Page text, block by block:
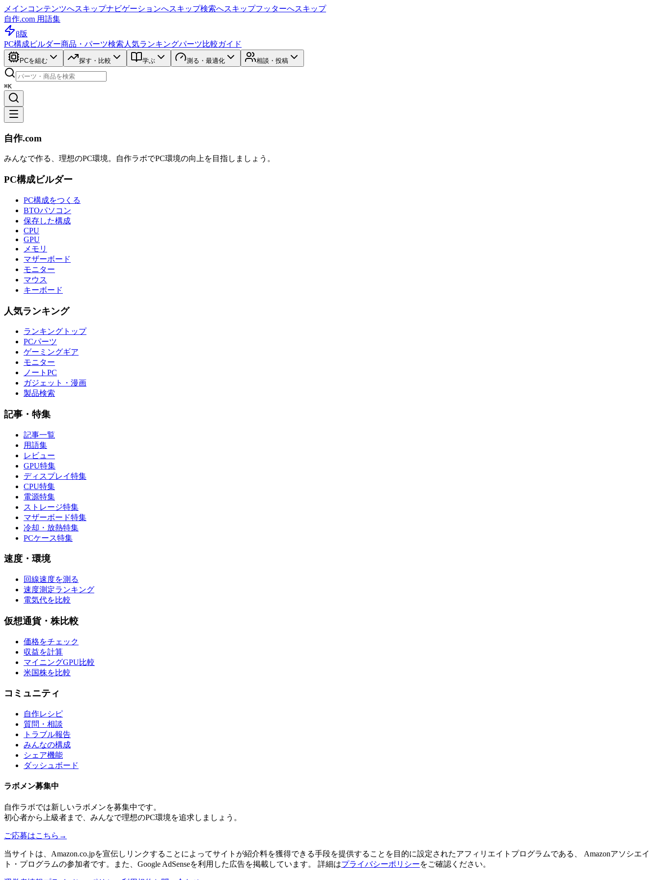
メインコンテンツへスキップナビゲーションへスキップ検索へスキップフッターへスキップ
自作.com 用語集
β版
PC構成ビルダー商品・パーツ検索 人気ランキングパーツ比較ガイド
PCを組む 探す・比較 学ぶ 測る・最適化 相談・投稿
⌘K
自作.com
みんなで作る、理想のPC環境。 自作ラボでPC環境の向上を目指しましょう。
PC構成ビルダー
PC構成をつくる
BTOパソコン
保存した構成
CPU
GPU
メモリ
マザーボード
モニター
マウス
キーボード
人気ランキング
ランキングトップ
PCパーツ
ゲーミングギア
モニター
ノートPC
ガジェット・漫画
製品検索
記事・特集
記事一覧
用語集
レビュー
GPU特集
ディスプレイ特集
CPU特集
電源特集
ストレージ特集
マザーボード特集
冷却・放熱特集
PCケース特集
速度・環境
回線速度を測る
速度測定ランキング
電気代を比較
仮想通貨・株比較
価格をチェック
収益を計算
マイニングGPU比較
米国株を比較
コミュニティ
自作レシピ
質問・相談
トラブル報告
みんなの構成
シェア機能
ダッシュボード
ラボメン募集中
自作ラボでは新しいラボメンを募集中です。
初心者から上級者まで、みんなで理想のPC環境を追求しましょう。
ご応募はこちら →
当サイトは、Amazon.co.jpを宣伝しリンクすることによってサイトが紹介料を獲得できる手段を提供することを目的に設定されたアフィリエイトプログラムである、 Amazonアソシエイ
ト・プログラムの参加者です。また、Google AdSenseを利用した広告を掲載しています。 詳細はプライバシーポリシーをご確認ください。